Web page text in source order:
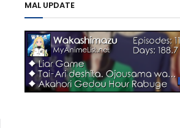
MAL UPDATE